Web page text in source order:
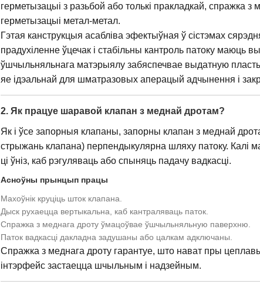
герметызацыі з разьбой або толькі пракладкай, спражка
герметызацыі метал-метал.
Гэтая канструкцыя асабліва эфектыўная ў сістэмах
прадухіленне ўцечак і стабільны кантроль патоку маюць
ўшчыльняльнага матэрыялу забяспечвае выдатную
яе ідэальнай для шматразовых аперацый адчынення і
2. Як працуе шаравой клапан з меднай дротам?
Як і ўсе запорныя клапаны, запорны клапан з меднай
стрыжань клапана) перпендыкулярна шляху патоку. Калі
ці ўніз, каб рэгуляваць або спыняць падачу вадкасці.
Асноўны прынцып працы
Махоўнік круціць шток клапана.
Дыск рухаецца вертыкальна, каб кантраляваць паток.
Спражка з меднага дроту ўмацоўвае ўшчыльняльную паверхню.
Паток вадкасці дакладна задушаны або цалкам адключаны.
Спражка з меднага дроту гарантуе, што нават пры
інтэрфейс застаецца шчыльным і надзейным.